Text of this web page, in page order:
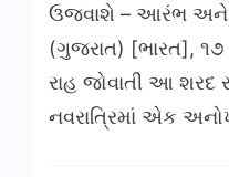
ઉજવાશે – આરંભ અને
(ગુજરાત) [ભારત],
રાહ જોવાતી આ શરદ
નવરાત્રિમાં એક